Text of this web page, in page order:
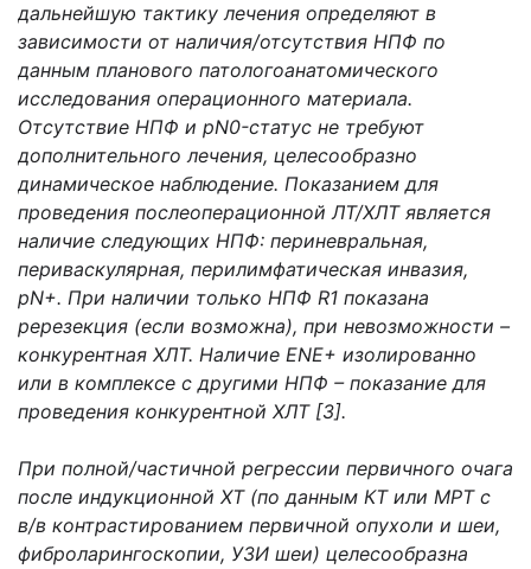
дальнейшую тактику лечения определяют в
зависимости от наличия/отсутствия НПФ по
данным планового патологоанатомического
исследования операционного материала.
Отсутствие НПФ и pN0-статус не требуют
дополнительного лечения, целесообразно
динамическое наблюдение. Показанием для
проведения послеоперационной ЛТ/ХЛТ является
наличие следующих НПФ: периневральная,
периваскулярная, перилимфатическая инвазия,
pN+. При наличии только НПФ R1 показана
ререзекция (если возможна), при невозможности –
конкурентная ХЛТ. Наличие ENE+ изолированно
или в комплексе с другими НПФ – показание для
проведения конкурентной ХЛТ [3].
При полной/частичной регрессии первичного очага
после индукционной ХТ (по данным КТ или МРТ с
в/в контрастированием первичной опухоли и шеи,
фиброларингоскопии, УЗИ шеи) целесообразна